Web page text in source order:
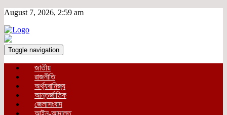
August 7, 2026, 2:59 am
Toggle navigation
জাতীয়
রাজনীতি
অর্থ্যবানিজ্য
আন্তর্জাতিক
জেলাসংবাদ
আইন-আদালত